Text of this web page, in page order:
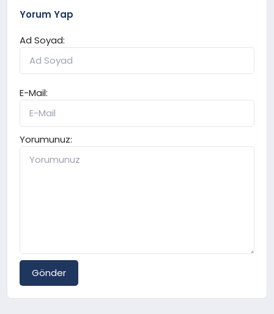
Yorum Yap
Ad Soyad:
E-Mail:
Yorumunuz:
Gönder